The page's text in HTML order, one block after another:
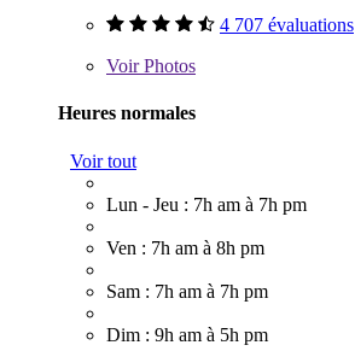
4 707 évaluations
VoirPhotos
Heures normales
Voir tout
Lun - Jeu : 7h am à 7h pm
Ven : 7h am à 8h pm
Sam : 7h am à 7h pm
Dim : 9h am à 5h pm